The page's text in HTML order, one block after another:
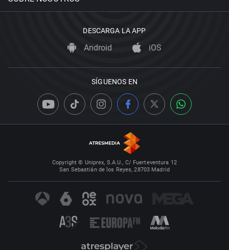
DESCARGA LA APP
Android iOS
SÍGUENOS EN
Copyright © Uniprex, S.A.U., C/ Fuerteventura 12
San Sebastián de los Reyes, 28703 Madrid